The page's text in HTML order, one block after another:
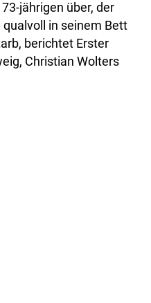
jährigen über, der
in seinem Bett
berichtet Erster
Christian Wolters